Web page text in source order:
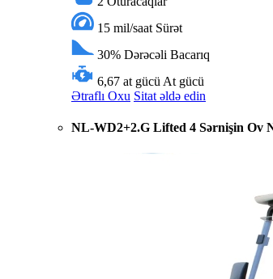
15 mil/saat Sürət
30% Dərəcəli Bacarıq
6,67 at gücü At gücü
Ətraflı Oxu Sitat əldə edin
NL-WD2+2.G Lifted 4 Sərnişin Ov